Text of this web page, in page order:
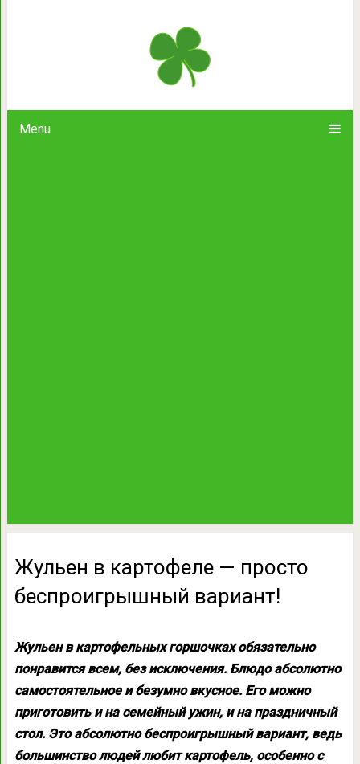
Menu
Жульен в картофеле — просто
Жульен в картофеле — просто
беспроигрышный вариант!
Жульен в картофельных горшочках обязательно
понравится всем, без исключения. Блюдо абсолютно
самостоятельное и безумно вкусное. Его можно
приготовить и на семейный ужин, и на праздничный
стол. Это абсолютно беспроигрышный вариант, ведь
большинство людей любит картофель, особенно с